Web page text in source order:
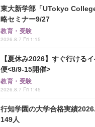
東大新学部「UTokyo
略セミナー9/27
教育・受験
2026.8.7 Fri 1:15
【夏休み2026】すぐ行ける
便<8/9-15開催>
教育・受験
2026.8.7 Fri 1:45
行知学園の大学合格実績
149人